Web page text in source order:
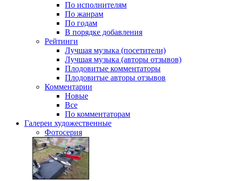
По исполнителям
По жанрам
По годам
В порядке добавления
Рейтинги
Лучшая музыка (посетители)
Лучшая музыка (авторы отзывов)
Плодовитые комментаторы
Плодовитые авторы отзывов
Комментарии
Новые
Все
По комментаторам
Галереи художественные
Фотосерия